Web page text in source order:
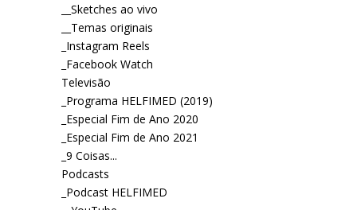
__Sketches ao vivo
__Temas originais
_Instagram Reels
_Facebook Watch
Televisão
_Programa HELFIMED (2019)
_Especial Fim de Ano 2020
_Especial Fim de Ano 2021
_9 Coisas...
Podcasts
_Podcast HELFIMED